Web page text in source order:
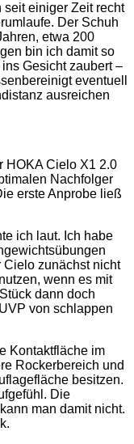
seit einiger Zeit recht
Der Schuh
etwa 200
bin ich damit so
Gesicht zaubert –
eventuell
ausreichen
HOKA Cielo X1 2.0
Nachfolger
erste Anprobe ließ
ich laut. Ich habe
Cielo zunächst nicht
wenn es mit
dann doch
von schlappen
Kontaktfläche im
Rockerbereich und
besitzen.
Die
man damit nicht.